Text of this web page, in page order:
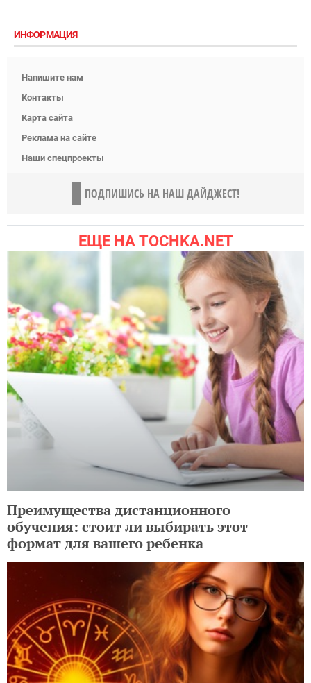
ИНФОРМАЦИЯ
Напишите нам
Контакты
Карта сайта
Реклама на сайте
Наши спецпроекты
ПОДПИШИСЬ НА НАШ ДАЙДЖЕСТ!
ЕЩЕ НА TOCHKA.NET
Преимущества дистанционного
обучения: стоит ли выбирать этот
формат для вашего ребенка